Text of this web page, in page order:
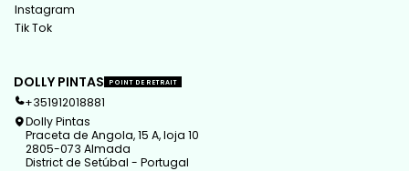
Instagram
Tik Tok
DOLLY PINTAS POINT DE RETRAIT
+351912018881
Dolly Pintas
Praceta de Angola, 15 A, loja 10
2805-073 Almada
District de Setúbal - Portugal